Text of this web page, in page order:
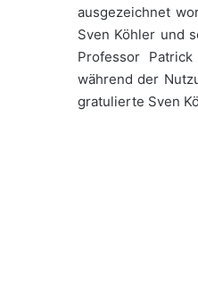
ausgezeichnet
Sven Köhler und
Professor
während der
gratulierte Sven